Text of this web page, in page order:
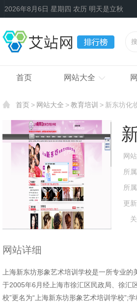
2026年8月6日 星期四 农历 明天是立秋
首页 网站大全
首页 网站大全 教育培训 新东坊化
网
所
所
更
网站详细
上海新东坊形象艺术培训学校是一所专业
于2005年6月经上海市徐汇区民政局、徐汇
校”更名为“上海新东坊形象艺术培训学校”;